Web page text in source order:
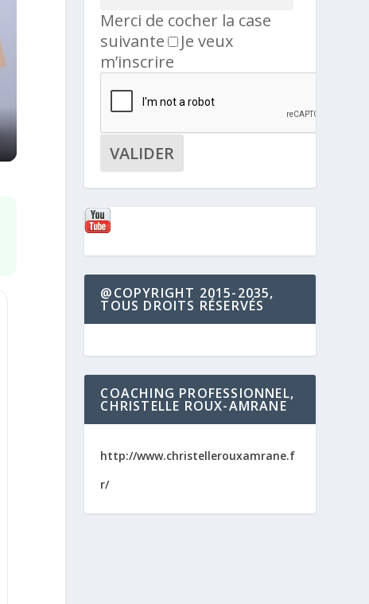
Merci de cocher la case
suivante
Je veux
m’inscrire
@COPYRIGHT 2015-2035,
TOUS DROITS RÉSERVÉS
COACHING PROFESSIONNEL,
CHRISTELLE ROUX-AMRANE
http://www.christellerouxamrane.f
r/